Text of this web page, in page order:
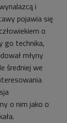
i
pojawia się
o
go technika,
młyny
średniej we
o nim jako o